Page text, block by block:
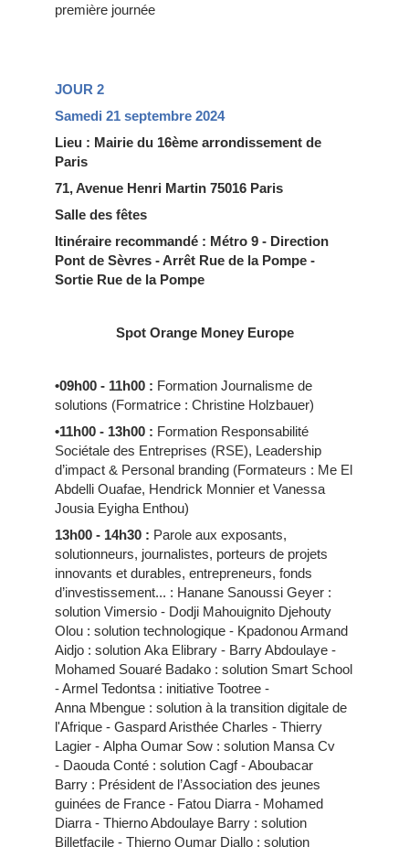
première journée
JOUR 2
Samedi 21 septembre 2024
Lieu : Mairie du 16ème arrondissement de
Paris
71, Avenue Henri Martin 75016 Paris
Salle des fêtes
Itinéraire recommandé : Métro 9 - Direction
Pont de Sèvres - Arrêt Rue de la Pompe -
Sortie Rue de la Pompe
Spot Orange Money Europe
•09h00 - 11h00 : Formation Journalisme de
solutions (Formatrice : Christine Holzbauer)
•11h00 - 13h00 : Formation Responsabilité
Sociétale des Entreprises (RSE), Leadership
d’impact & Personal branding (Formateurs : Me El
Abdelli Ouafae, Hendrick Monnier et Vanessa
Jousia Eyigha Enthou)
13h00 - 14h30 : Parole aux exposants,
solutionneurs, journalistes, porteurs de projets
innovants et durables, entrepreneurs, fonds
d’investissement... : Hanane Sanoussi Geyer :
solution Vimersio - Dodji Mahouignito Djehouty
Olou : solution technologique - Kpadonou Armand
Aidjo : solution Aka Elibrary - Barry Abdoulaye -
Mohamed Souaré Badako : solution Smart School
- Armel Tedontsa : initiative Tootree -
Anna Mbengue : solution à la transition digitale de
l'Afrique - Gaspard Aristhée Charles - Thierry
Lagier - Alpha Oumar Sow : solution Mansa Cv
- Daouda Conté : solution Cagf - Aboubacar
Barry : Président de l’Association des jeunes
guinées de France - Fatou Diarra - Mohamed
Diarra - Thierno Abdoulaye Barry : solution
Billetfacile - Thierno Oumar Diallo : solution